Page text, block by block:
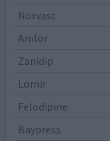
Norvasc
Amlor
Zanidip
Lomir
Felodipine
Baypress